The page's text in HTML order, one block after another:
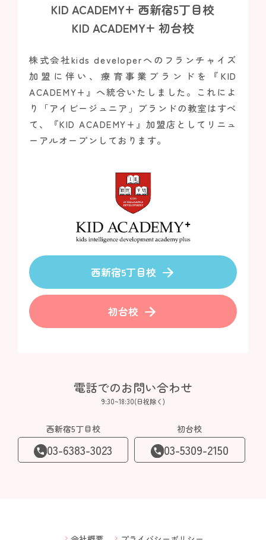
KID ACADEMY+ 西新宿5丁目校
KID ACADEMY+ 初台校
株式会社kids developerへのフランチャイズ
加盟に伴い、療育事業ブランドを『KID
ACADEMY+』へ統合いたしました。
これによ
り「アイビージュニア」ブランドの教室はすべ
て、
『KID ACADEMY+』加盟店としてリニュ
ーアルオープンしております。
西新宿5丁目校 arrow_forward
初台校 arrow_forward
電話でのお問い合わせ
9:30~18:30(日祝除く)
西新宿5丁目校
03-6383-3023
初台校
03-5309-2150